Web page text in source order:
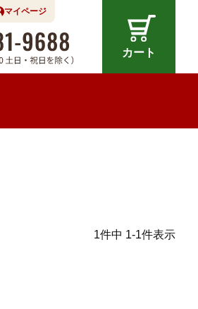
マイページ
カート
1件中 1-1件表示